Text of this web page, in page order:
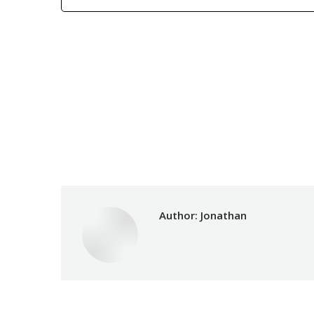
Author: Jonathan